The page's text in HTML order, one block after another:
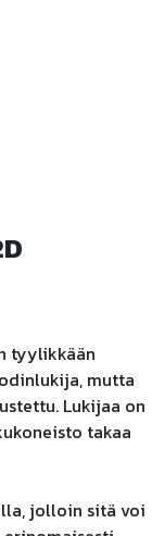
tyylikkään
mutta
Lukijaa on
takaa
jolloin sitä voi